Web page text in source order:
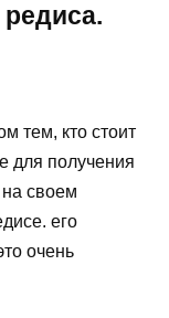
тем, кто стоит
для получения
своем
его
очень